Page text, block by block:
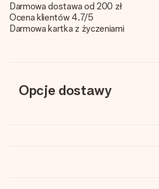
Darmowa dostawa od 200 zł
Ocena klientów 4.7/5
Darmowa kartka z życzeniami
Opcje dostawy